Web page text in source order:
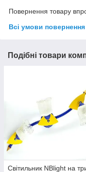
Повернення товару
Всі умови повернення
Подібні товари
Світильник NBlight на